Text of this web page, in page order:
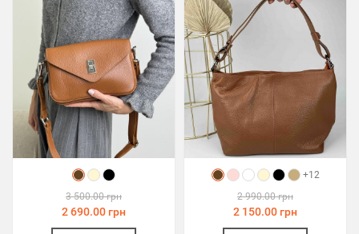
3 500.00 грн
2 690.00 грн
+12
2 990.00 грн
2 150.00 грн